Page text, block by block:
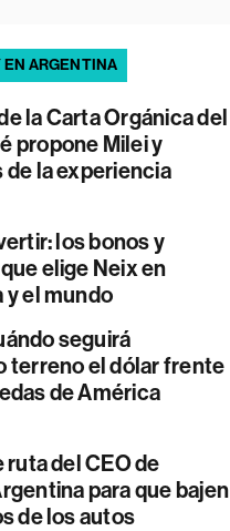
EN ARGENTINA
la Carta Orgánica del
propone Milei y
la experiencia
los bonos y
elige Neix en
el mundo
seguirá
terreno el dólar frente
de América
ruta del CEO de
para que bajen
de los autos